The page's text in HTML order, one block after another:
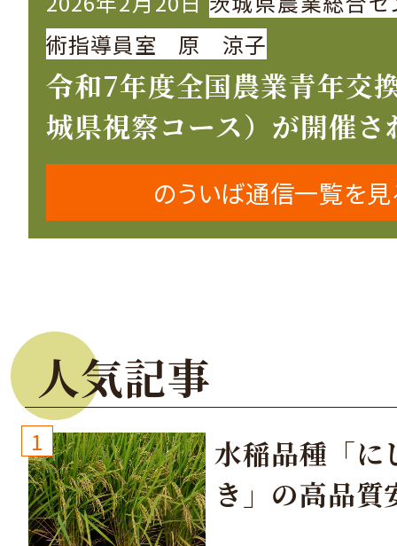
術指導員室 原 涼子
令和7年度全国農業青年交
城県視察コース）が開催さ
のういば通信一覧を
人気記事
1
水稲品種「に
き」の高品質